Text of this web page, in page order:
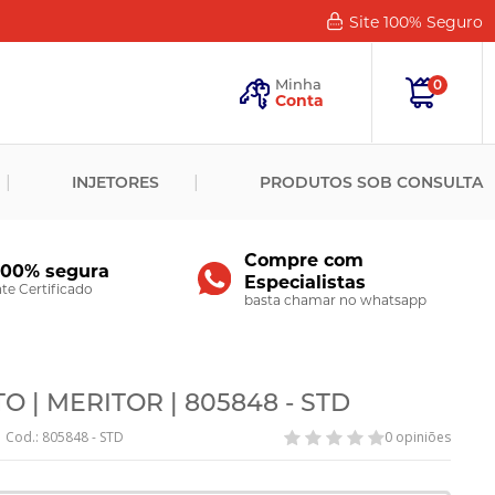
Site 100% Seguro
Minha
Conta
Senha?
Novo
CADASTRAR
0
INJETORES PRODUTOS SOB CONSULTA
segura
Certificado
Compre com
Especialistas
basta chamar no whatsapp
| MERITOR | 805848 - STD
Cod.: 805848 - STD 0 opiniões